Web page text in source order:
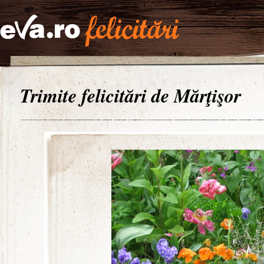
Trimite felicitări de Mărţişor